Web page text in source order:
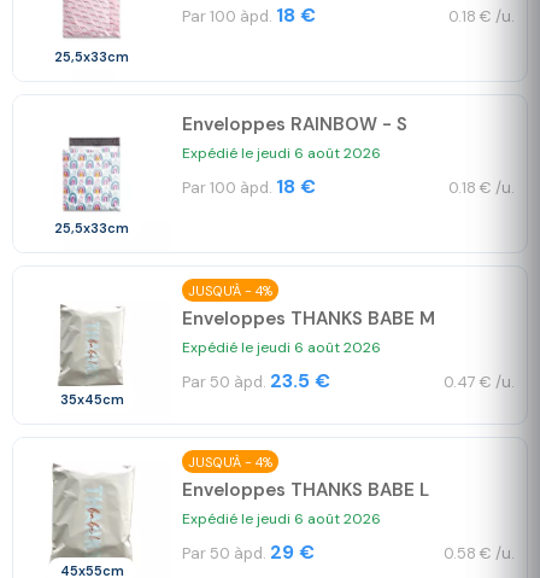
25,5x33cm
Par 100 àpd. 18 € 0.18 € /u.
25,5x33cm
Enveloppes RAINBOW - S
Expédié le jeudi 6 août 2026
Par 100 àpd. 18 € 0.18 € /u.
35x45cm
JUSQU'À - 4%
Enveloppes THANKS BABE M
Expédié le jeudi 6 août 2026
Par 50 àpd. 23.5 € 0.47 € /u.
45x55cm
JUSQU'À - 4%
Enveloppes THANKS BABE L
Expédié le jeudi 6 août 2026
Par 50 àpd. 29 € 0.58 € /u.